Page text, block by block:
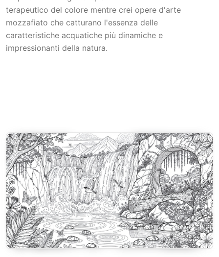
terapeutico del colore mentre crei opere d'arte
mozzafiato che catturano l'essenza delle
caratteristiche acquatiche più dinamiche e
impressionanti della natura.